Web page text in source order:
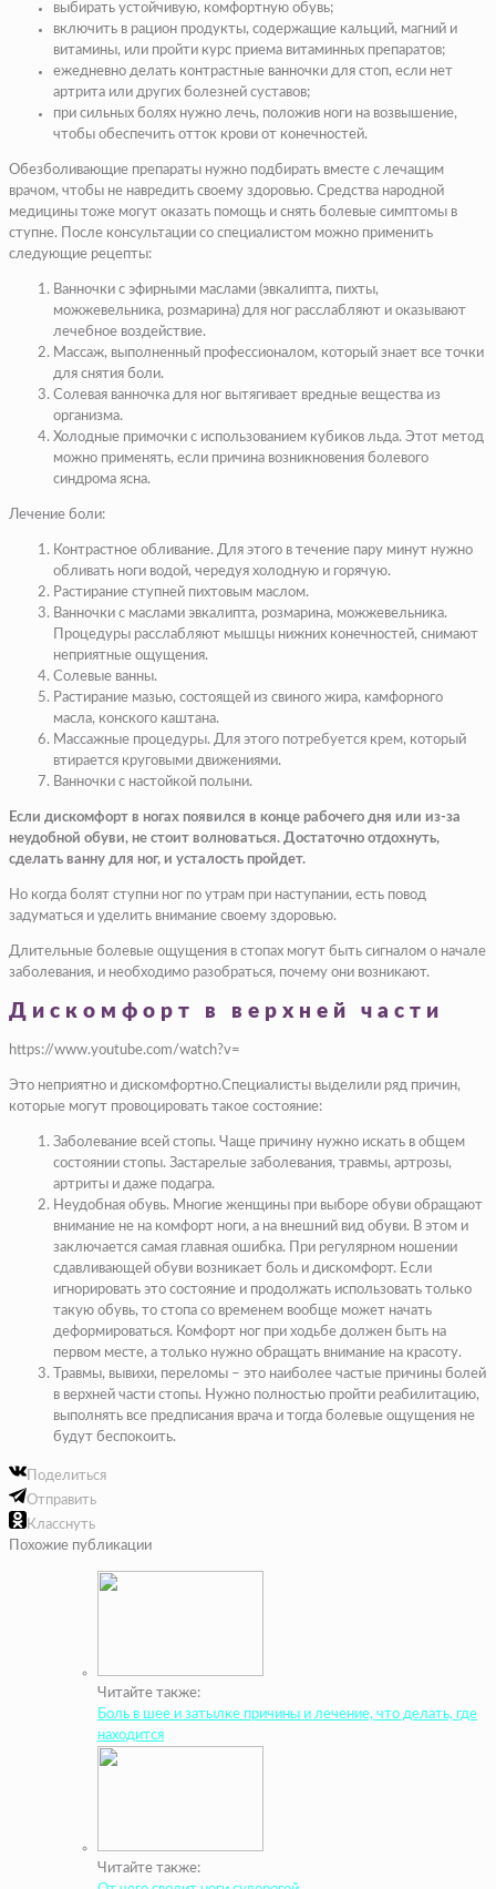
выбирать устойчивую, комфортную обувь;
включить в рацион продукты, содержащие кальций, магний и
витамины, или пройти курс приема витаминных препаратов;
ежедневно делать контрастные ванночки для стоп, если нет
артрита или других болезней суставов;
при сильных болях нужно лечь, положив ноги на возвышение,
чтобы обеспечить отток крови от конечностей.
Обезболивающие препараты нужно подбирать вместе с лечащим
врачом, чтобы не навредить своему здоровью. Средства народной
медицины тоже могут оказать помощь и снять болевые симптомы в
ступне. После консультации со специалистом можно применить
следующие рецепты:
Ванночки с эфирными маслами (эвкалипта, пихты,
можжевельника, розмарина) для ног расслабляют и оказывают
лечебное воздействие.
Массаж, выполненный профессионалом, который знает все точки
для снятия боли.
Солевая ванночка для ног вытягивает вредные вещества из
организма.
Холодные примочки с использованием кубиков льда. Этот метод
можно применять, если причина возникновения болевого
синдрома ясна.
Лечение боли:
Контрастное обливание. Для этого в течение пару минут нужно
обливать ноги водой, чередуя холодную и горячую.
Растирание ступней пихтовым маслом.
Ванночки с маслами эвкалипта, розмарина, можжевельника.
Процедуры расслабляют мышцы нижних конечностей, снимают
неприятные ощущения.
Солевые ванны.
Растирание мазью, состоящей из свиного жира, камфорного
масла, конского каштана.
Массажные процедуры. Для этого потребуется крем, который
втирается круговыми движениями.
Ванночки с настойкой полыни.
Если дискомфорт в ногах появился в конце рабочего дня или из-за
неудобной обуви, не стоит волноваться. Достаточно отдохнуть,
сделать ванну для ног, и усталость пройдет.
Но когда болят ступни ног по утрам при наступании, есть повод
задуматься и уделить внимание своему здоровью.
Длительные болевые ощущения в стопах могут быть сигналом о начале
заболевания, и необходимо разобраться, почему они возникают.
Дискомфорт в верхней части
https://www.youtube.com/watch?v=
Это неприятно и дискомфортно.Специалисты выделили ряд причин,
которые могут провоцировать такое состояние:
Заболевание всей стопы. Чаще причину нужно искать в общем
состоянии стопы. Застарелые заболевания, травмы, артрозы,
артриты и даже подагра.
Неудобная обувь. Многие женщины при выборе обуви обращают
внимание не на комфорт ноги, а на внешний вид обуви. В этом и
заключается самая главная ошибка. При регулярном ношении
сдавливающей обуви возникает боль и дискомфорт. Если
игнорировать это состояние и продолжать использовать только
такую обувь, то стопа со временем вообще может начать
деформироваться. Комфорт ног при ходьбе должен быть на
первом месте, а только нужно обращать внимание на красоту.
Травмы, вывихи, переломы – это наиболее частые причины болей
в верхней части стопы. Нужно полностью пройти реабилитацию,
выполнять все предписания врача и тогда болевые ощущения не
будут беспокоить.
Поделиться
Отправить
Класснуть
Похожие публикации
Читайте также:
Боль в шее и затылке причины и лечение, что делать, где
находится
Читайте также: